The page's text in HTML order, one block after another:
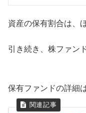
資産の保有割合は、
引き続き、株ファン
保有ファンドの詳細